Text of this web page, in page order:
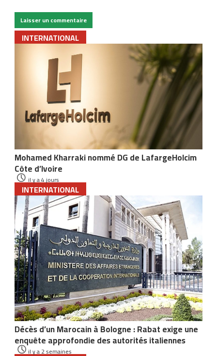
INTERNATIONAL
Mohamed Kharraki nommé DG de LafargeHolcim
Côte d’Ivoire
il y a 4 jours
INTERNATIONAL
Décès d’un Marocain à Bologne : Rabat exige une
enquête approfondie des autorités italiennes
il y a 2 semaines